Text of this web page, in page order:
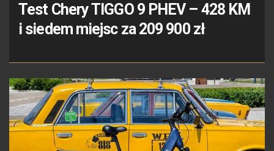
Test Chery TIGGO 9 PHEV – 428 KM
i siedem miejsc za 209 900 zł